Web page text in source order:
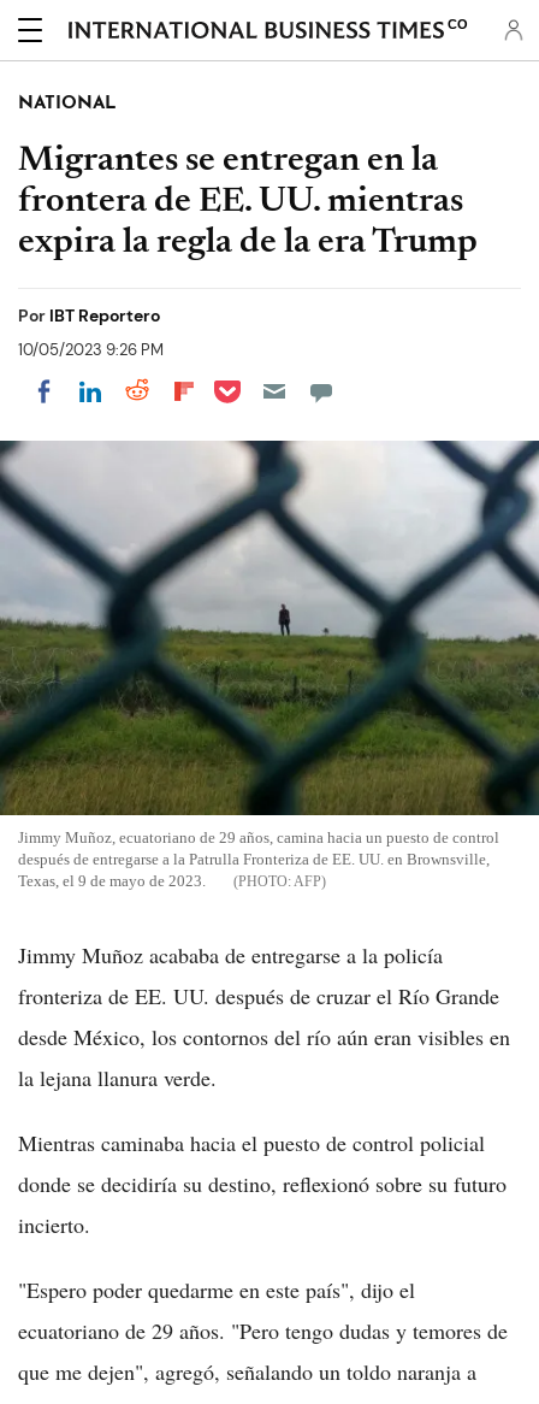
CO
NATIONAL
Migrantes se entregan en la
frontera de EE. UU. mientras
expira la regla de la era Trump
Por IBT Reportero
10/05/2023 9:26 PM
Share on Facebook
Share on LinkedIn
Share on Reddit
Share on Flipboard
Share on Pocket
Jimmy Muñoz, ecuatoriano de 29 años, camina hacia un puesto de control
después de entregarse a la Patrulla Fronteriza de EE. UU. en Brownsville,
Texas, el 9 de mayo de 2023.
AFP
Jimmy Muñoz acababa de entregarse a la policía
fronteriza de EE. UU. después de cruzar el Río Grande
desde México, los contornos del río aún eran visibles en
la lejana llanura verde.
Mientras caminaba hacia el puesto de control policial
donde se decidiría su destino, reflexionó sobre su futuro
incierto.
"Espero poder quedarme en este país", dijo el
ecuatoriano de 29 años. "Pero tengo dudas y temores de
que me dejen", agregó, señalando un toldo naranja a